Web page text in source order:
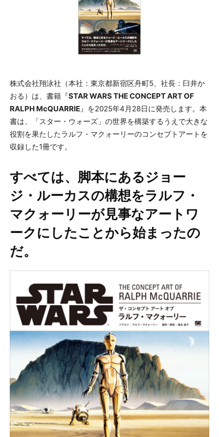
株式会社翔泳社（本社：東京都新宿区舟町5、社長：臼井か
おる）は、書籍『STAR WARS THE CONCEPT ART OF
RALPH McQUARRIE』を2025年4月28日に発売します。本
書は、「スター・ウォーズ」の世界を構築するうえで大きな
役割を果たしたラルフ・マクォーリーのコンセプトアートを
収録した1冊です。
すべては、脚本にあるジョー
ジ・ルーカスの構想をラルフ・
マクォーリーが見事なアートワ
ークにしたことから始まったの
だ。